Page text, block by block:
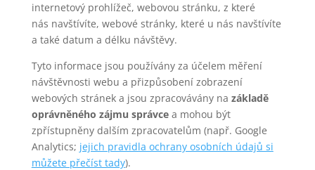
internetový prohlížeč, webovou stránku, z které
nás navštívíte, webové stránky, které u nás navštívíte
a také datum a délku návštěvy.
Tyto informace jsou používány za účelem měření
návštěvnosti webu a přizpůsobení zobrazení
webových stránek a jsou zpracovávány na základě
oprávněného zájmu správcea mohou být
zpřístupněny dalším zpracovatelům (např. Google
Analytics; jejich pravidla ochrany osobních údajů si
můžete přečíst tady).